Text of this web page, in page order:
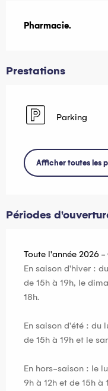
Pharmacie.
Prestations
Parking
Afficher toutes les
Périodes
Toute l'année 2026
En saison d'hiver :
de 15h à 19h, le
18h.
En saison d'été : du
de 15h à 19h et le
En hors-saison : le
9h à 12h et de 15h à